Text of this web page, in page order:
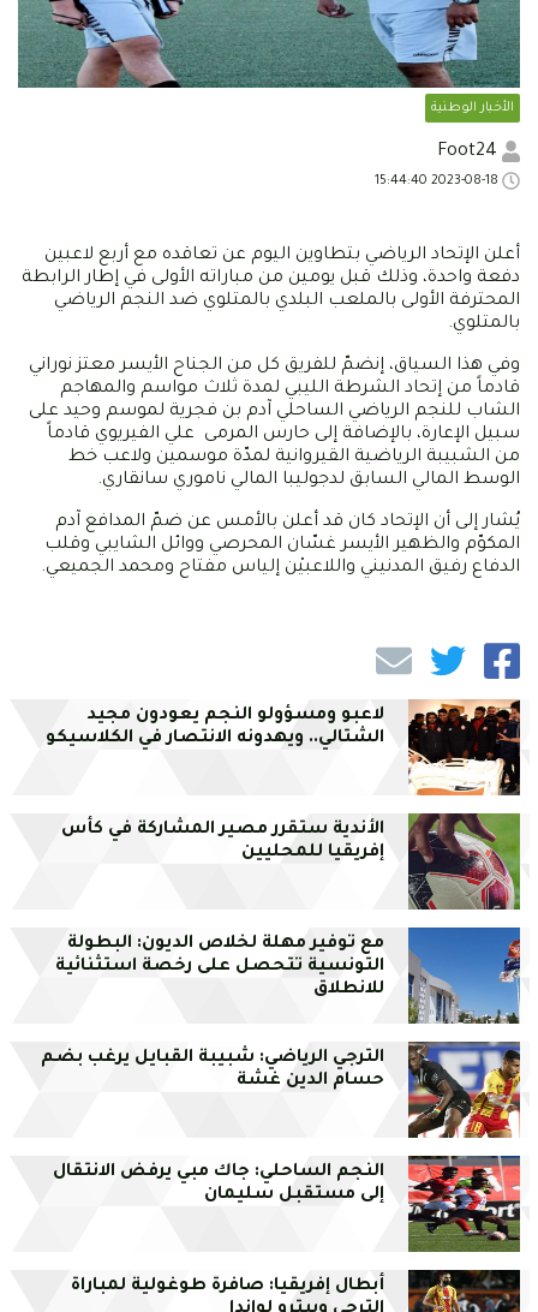
الأخبار الوطنية
أعلن الإتحاد الرياضي بتطاوين اليوم عن تعاقده مع أربع لاعبين
دفعة واحدة، وذلك قبل يومين من مباراته الأولى في إطار الرابطة
المحترفة الأولى بالملعب البلدي بالمتلوي ضد النجم الرياضي
بالمتلوي.
وفي هذا السياق، إنضمّ للفريق كل من الجناح الأيسر معتز نوراني
قادماً من إتحاد الشرطة الليبي لمدة ثلاث مواسم والمهاجم
الشاب للنجم الرياضي الساحلي آدم بن فجرية لموسم وحيد على
سبيل الإعارة، بالإضافة إلى حارس المرمى علي الفيريوي قادماً
من الشبيبة الرياضية القيروانية لمدّة موسمين ولاعب خط
الوسط المالي السابق لدجوليبا المالي ناموري سانقاري.
يُشار إلى أن الإتحاد كان قد أعلن بالأمس عن ضمّ المدافع آدم
المكوّم والظهير الأيسر غسّان المحرصي ووائل الشايبي وقلب
الدفاع رفيق المدنيني واللاعبيْن إلياس مفتاح ومحمد الجميعي.
لاعبو ومسؤولو النجم يعودون مجيد
الشتالي.. ويهدونه الانتصار في الكلاسيكو
الأندية ستقرر مصير المشاركة في كأس
إفريقيا للمحليين
مع توفير مهلة لخلاص الديون: البطولة
التونسية تتحصل على رخصة استثنائية
للانطلاق
الترجي الرياضي: شبيبة القبايل يرغب بضم
حسام الدين غشة
النجم الساحلي: جاك مبي يرفض الانتقال
إلى مستقبل سليمان
أبطال إفريقيا: صافرة طوغولية لمباراة